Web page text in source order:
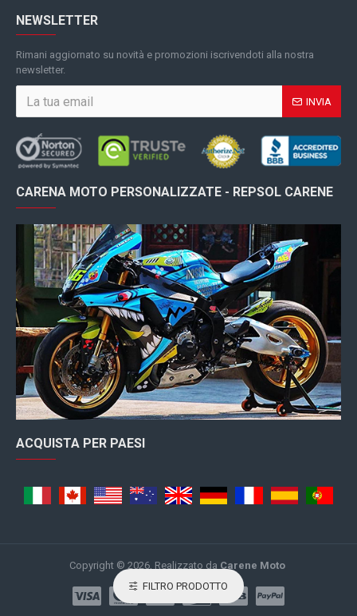
NEWSLETTER
Rimani aggiornato su novità e promozioni iscrivendoti alla nostra
newsletter.
INVIA
CARENA MOTO PERSONALIZZATE - REPSOL CARENE
ACQUISTA PER PAESI
Copyright © 2026, Realizzato da Carene Moto
FILTRO PRODOTTO